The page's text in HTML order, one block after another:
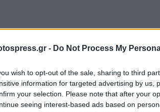
- Do Not Process My
wish to opt-out of the sale, sharing to third
information for targeted advertising by us,
your selection. Please note that after your
seeing interest-based ads based on